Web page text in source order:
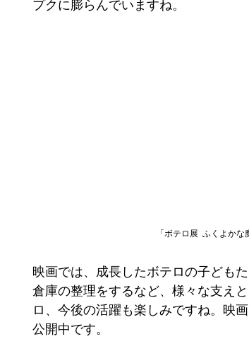
プクに膨らんでいますね。
「ボテロ展  ふくよか
映画では、成長したボテロの子ども
倉庫の整理をするなど、様々な支え
ロ、今後の活躍も楽しみですね。映
公開中です。